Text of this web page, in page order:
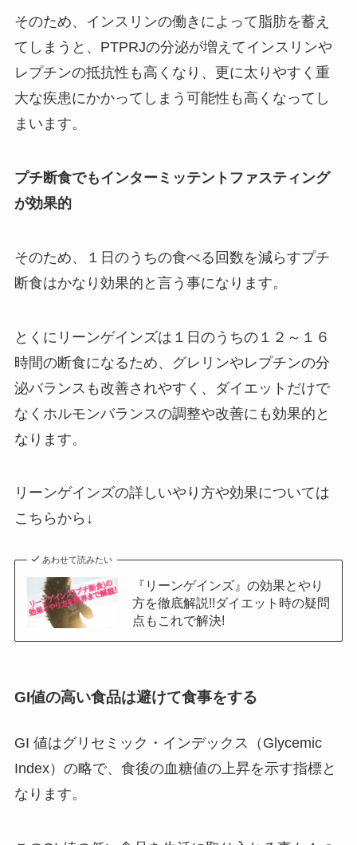
そのため、インスリンの働きによって脂肪を蓄え
てしまうと、PTPRJの分泌が増えてインスリンや
レプチンの抵抗性も高くなり、更に太りやすく重
大な疾患にかかってしまう可能性も高くなってし
まいます。
プチ断食でもインターミッテントファスティング
が効果的
そのため、１日のうちの食べる回数を減らすプチ
断食はかなり効果的と言う事になります。
とくにリーンゲインズは１日のうちの１２～１６
時間の断食になるため、グレリンやレプチンの分
泌バランスも改善されやすく、ダイエットだけで
なくホルモンバランスの調整や改善にも効果的と
なります。
リーンゲインズの詳しいやり方や効果については
こちらから↓
あわせて読みたい
『リーンゲインズ』の効果とやり
方を徹底解説!!ダイエット時の疑問
点もこれで解決!
GI値の高い食品は避けて食事をする
GI 値はグリセミック・インデックス（Glycemic
Index）の略で、食後の血糖値の上昇を示す指標と
なります。